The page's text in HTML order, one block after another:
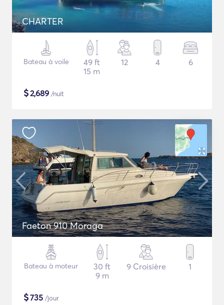
CHARTER
Bateau à voile
49 ft
15 m
12 4 6
$2,689 /nuit
Faeton 910 Moraga
Bateau à moteur
30 ft
9 m
9 Croisière 1
$735 /jour